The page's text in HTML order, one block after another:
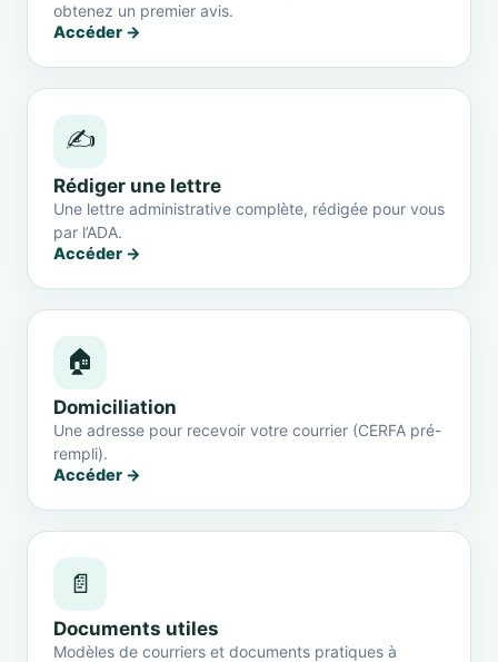
obtenez un premier avis.
Accéder →
✍️
Rédiger une lettre
Une lettre administrative complète, rédigée pour vous
par l’ADA.
Accéder →
🏠
Domiciliation
Une adresse pour recevoir votre courrier (CERFA pré-
rempli).
Accéder →
📄
Documents utiles
Modèles de courriers et documents pratiques à